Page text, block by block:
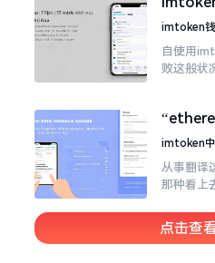
挺美观
你几招
imtoken
自使用
败这般状
至极点。
儿？翻
imtoken
从事翻译
那种看上
很典型的
点击查